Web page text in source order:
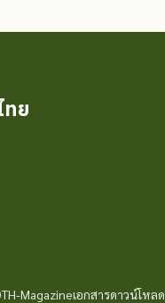
ทย
Magazineเอกสารดาวน์โหลด